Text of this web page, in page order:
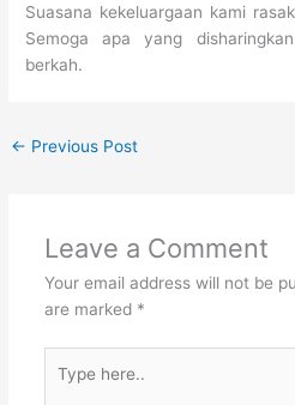
Suasana kekeluargaan kami
Semoga apa yang
berkah.
← Previous Post
Leave a Comment
Your email address will not be
are marked *
here..